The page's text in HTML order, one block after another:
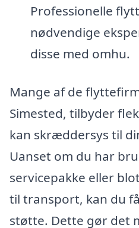
Professionelle
nødvendige
disse med omhu.
Mange af de
Simested, tilbyder
kan skræddersys til
Uanset om du har
servicepakke eller
til transport, kan du
støtte. Dette gør det